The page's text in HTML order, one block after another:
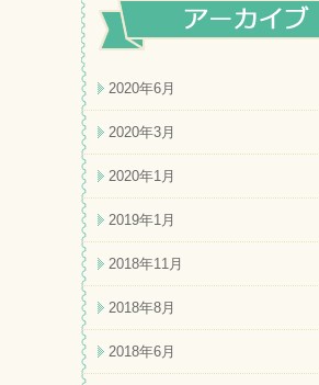
2020年6月
2020年3月
2020年1月
2019年1月
2018年11月
2018年8月
2018年6月